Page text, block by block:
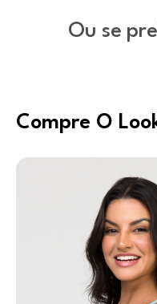
Ou se
Compre O